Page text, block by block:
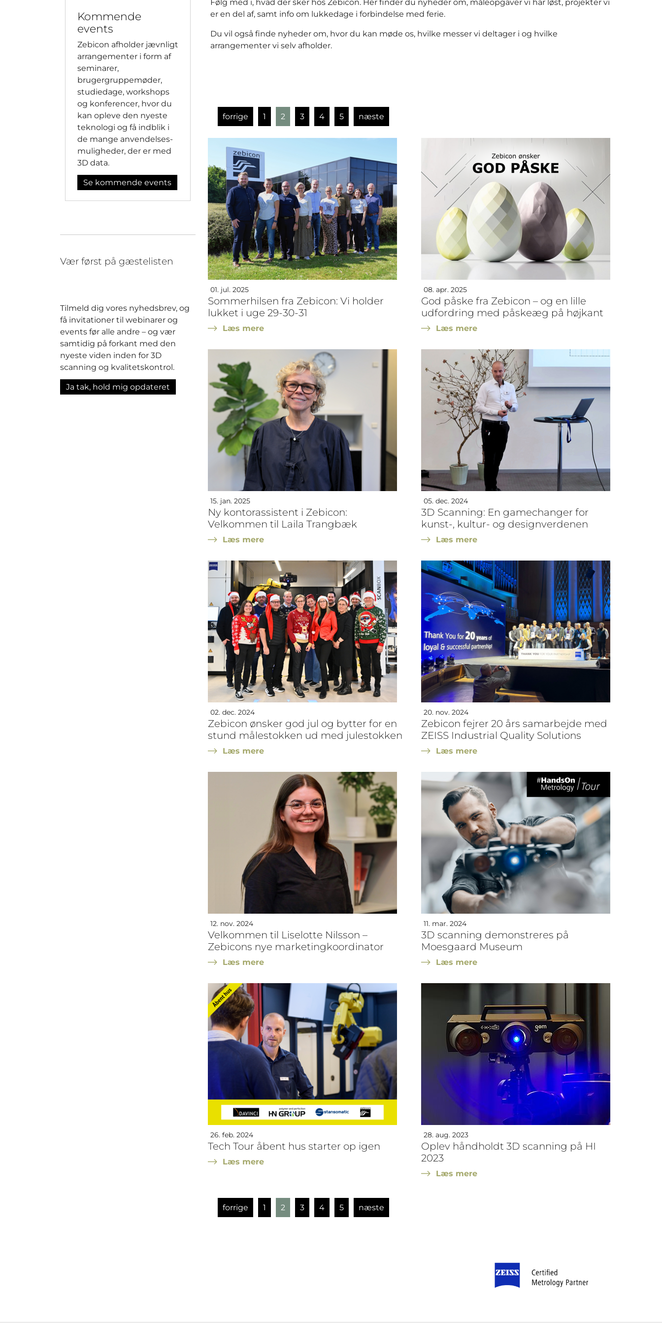
Følg med i, hvad der sker hos Zebicon. Her finder du nyheder om, måleopgaver vi har løst, projekter vi
er en del af, samt info om lukkedage i forbindelse med ferie.
Du vil også finde nyheder om, hvor du kan møde os, hvilke messer vi deltager i og hvilke
arrangementer vi selv afholder.
forrige 1 2 3 4 5 næste
01. jul. 2025
Sommerhilsen fra Zebicon: Vi holder
lukket i uge 29-30-31
Læs mere
08. apr. 2025
God påske fra Zebicon – og en lille
udfordring med påskeæg på højkant
Læs mere
15. jan. 2025
Ny kontorassistent i Zebicon:
Velkommen til Laila Trangbæk
Læs mere
05. dec. 2024
3D Scanning: En gamechanger for
kunst-, kultur- og designverdenen
Læs mere
02. dec. 2024
Zebicon ønsker god jul og bytter for en
stund målestokken ud med julestokken
Læs mere
20. nov. 2024
Zebicon fejrer 20 års samarbejde med
ZEISS Industrial Quality Solutions
Læs mere
12. nov. 2024
Velkommen til Liselotte Nilsson –
Zebicons nye marketingkoordinator
Læs mere
11. mar. 2024
3D scanning demonstreres på
Moesgaard Museum
Læs mere
26. feb. 2024
Tech Tour åbent hus starter op igen
Læs mere
28. aug. 2023
Oplev håndholdt 3D scanning på HI
2023
Læs mere
forrige 1 2 3 4 5 næste
Kommende
events
Zebicon afholder jævnligt
arrangementer i form af
seminarer,
brugergruppemøder,
studiedage, workshops
og konferencer, hvor du
kan opleve den nyeste
teknologi og få indblik i
de mange anvendelses-
muligheder, der er med
3D data.
Se kommende events
Vær først på gæstelisten
Tilmeld dig vores nyhedsbrev, og
få invitationer til webinarer og
events før alle andre – og vær
samtidig på forkant med den
nyeste viden inden for 3D
scanning og kvalitetskontrol.
Ja tak, hold mig opdateret